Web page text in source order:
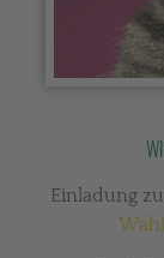
Einladung